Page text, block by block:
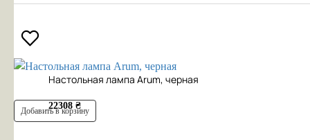
Настольная лампа Arum, черная
22308 ₴
Добавить в корзину